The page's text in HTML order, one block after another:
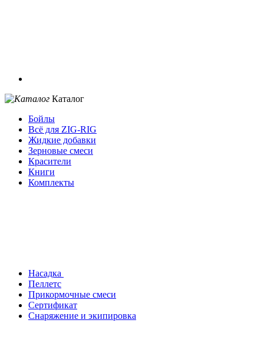
Каталог
Бойлы
Всё для ZIG-RIG
Жидкие добавки
Зерновые смеси
Красители
Книги
Комплекты
Насадка
Пеллетс
Прикормочные смеси
Сертификат
Снаряжение и экипировка